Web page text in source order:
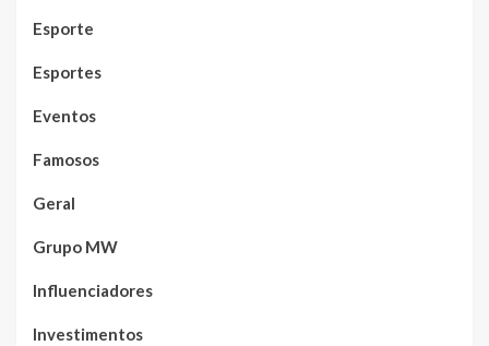
Esporte
Esportes
Eventos
Famosos
Geral
Grupo MW
Influenciadores
Investimentos